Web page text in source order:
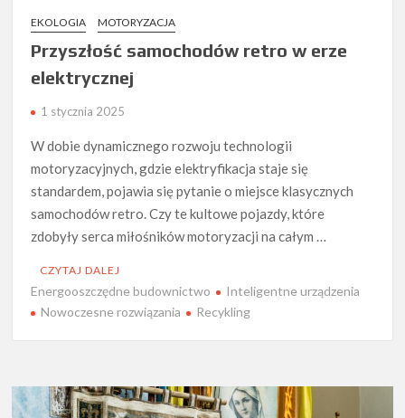
EKOLOGIA MOTORYZACJA
Przyszłość samochodów retro w erze
elektrycznej
1 stycznia 2025
W dobie dynamicznego rozwoju technologii
motoryzacyjnych, gdzie elektryfikacja staje się
standardem, pojawia się pytanie o miejsce klasycznych
samochodów retro. Czy te kultowe pojazdy, które
zdobyły serca miłośników motoryzacji na całym …
CZYTAJ DALEJ
Energooszczędne budownictwo
Inteligentne urządzenia
Nowoczesne rozwiązania
Recykling